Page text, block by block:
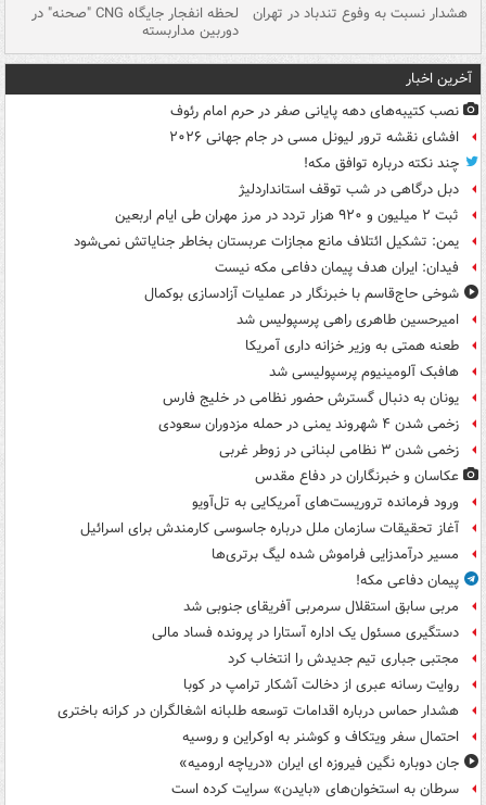
هشدار نسبت به وفوع تندباد در تهران لحظه انفجار جایگاه CNG "صحنه" در
دوربین مداربسته
آخرین اخبار
نصب کتیبه‌های دهه پایانی صفر در حرم امام رئوف
افشای نقشه ترور لیونل مسی در جام جهانی ۲۰۲۶
چند نکته درباره توافق مکه!
دبل درگاهی در شب توقف استانداردلیژ
ثبت ۲ میلیون و ۹۲۰ هزار تردد در مرز مهران طی ایام اربعین
یمن: تشکیل ائتلاف مانع مجازات عربستان بخاطر جنایاتش نمی‌شود
فیدان: ایران هدف پیمان دفاعی مکه نیست
شوخی حاج‌قاسم با خبرنگار در عملیات آزادسازی بوکمال
امیرحسین طاهری راهی پرسپولیس شد
طعنه همتی به وزیر خزانه داری آمریکا
هافبک آلومینیوم پرسپولیسی شد
یونان به دنبال گسترش حضور نظامی در خلیج فارس
زخمی شدن ۴ شهروند یمنی در حمله مزدوران سعودی
زخمی شدن ۳ نظامی لبنانی در زوطر غربی
عکاسان و خبرنگاران در دفاع مقدس
ورود فرمانده تروریست‌های آمریکایی به تل‌آویو
آغاز تحقیقات سازمان ملل درباره جاسوسی کارمندش برای اسرائیل
مسیر درآمدزایی فراموش شده لیگ برتری‌ها
پیمان دفاعی مکه!
مربی سابق استقلال سرمربی آفریقای جنوبی شد
دستگیری مسئول یک اداره آستارا در پرونده فساد مالی
مجتبی جباری تیم جدیدش را انتخاب کرد
روایت رسانه عبری از دخالت آشکار ترامپ در کوبا
هشدار حماس درباره اقدامات توسعه طلبانه اشغالگران در کرانه باختری
احتمال سفر ویتکاف و کوشنر به اوکراین و روسیه
جان دوباره نگین فیروزه ای ایران «دریاچه ارومیه»
سرطان به استخوان‌های «بایدن» سرایت کرده است